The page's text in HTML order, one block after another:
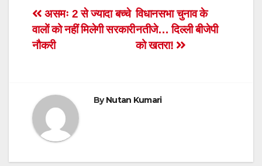
e
b
o
er s
A
ri
e
n
e
Post
navigation
विधानसभा चुनाव के
नतीजे… दिल्ली बीजेपी
को खतरा!
असमः 2 से ज्यादा बच्चे
वालों को नहीं मिलेगी सरकारी
नौकरी
ByNutan Kumari